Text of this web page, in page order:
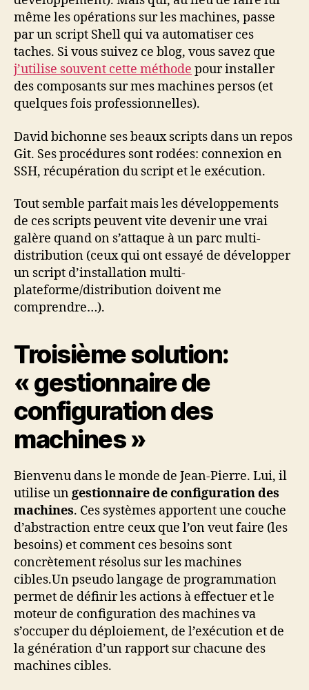
même les opérations sur les machines, passe
par un script Shell qui va automatiser ces
taches. Si vous suivez ce blog, vous savez que
j’utilise souvent cette méthode pour installer
des composants sur mes machines persos (et
quelques fois professionnelles).
David bichonne ses beaux scripts dans un repos
Git. Ses procédures sont rodées: connexion en
SSH, récupération du script et le exécution.
Tout semble parfait mais les développements
de ces scripts peuvent vite devenir une vrai
galère quand on s’attaque à un parc multi-
distribution (ceux qui ont essayé de développer
un script d’installation multi-
plateforme/distribution doivent me
comprendre…).
Troisième solution:
« gestionnaire de
configuration des
machines »
Bienvenu dans le monde de Jean-Pierre. Lui, il
utilise ungestionnaire de configuration des
machines. Ces systèmes apportent une couche
d’abstraction entre ceux que l’on veut faire (les
besoins) et comment ces besoins sont
concrètement résolus sur les machines
cibles.Un pseudo langage de programmation
permet de définir les actions à effectuer et le
moteur de configuration des machines va
s’occuper du déploiement, de l’exécution et de
la génération d’un rapport sur chacune des
machines cibles.